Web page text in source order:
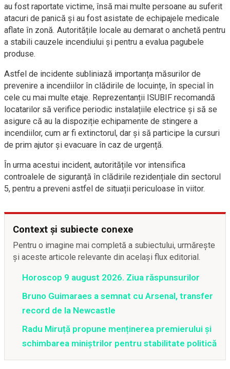
au fost raportate victime, însă mai multe persoane au suferit
atacuri de panică și au fost asistate de echipajele medicale
aflate în zonă. Autoritățile locale au demarat o anchetă pentru
a stabili cauzele incendiului și pentru a evalua pagubele
produse.
Astfel de incidente subliniază importanța măsurilor de
prevenire a incendiilor în clădirile de locuințe, în special în
cele cu mai multe etaje. Reprezentanții ISUBIF recomandă
locatarilor să verifice periodic instalațiile electrice și să se
asigure că au la dispoziție echipamente de stingere a
incendiilor, cum ar fi extinctorul, dar și să participe la cursuri
de prim ajutor și evacuare în caz de urgență.
În urma acestui incident, autoritățile vor intensifica
controalele de siguranță în clădirile rezidențiale din sectorul
5, pentru a preveni astfel de situații periculoase în viitor.
Context și subiecte conexe
Pentru o imagine mai completă a subiectului, urmărește
și aceste articole relevante din același flux editorial.
Horoscop 9 august 2026. Ziua răspunsurilor
Bruno Guimaraes a semnat cu Arsenal, transfer
record de la Newcastle
Radu Miruță propune menținerea premierului și
schimbarea miniștrilor pentru stabilitate politică